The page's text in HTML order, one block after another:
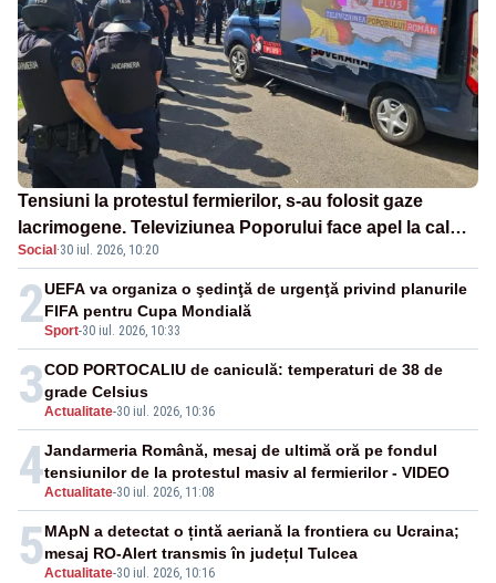
Tensiuni la protestul fermierilor, s-au folosit gaze
lacrimogene. Televiziunea Poporului face apel la calm
– LIVE TEXT
Social ·30 iul. 2026, 10:20
2Sport-30 iul. 2026, 10:33
UEFA va organiza o şedinţă de urgenţă privind planurile
FIFA pentru Cupa Mondială
3Actualitate-30 iul. 2026, 10:36
COD PORTOCALIU de caniculă: temperaturi de 38 de
grade Celsius
4Actualitate-30 iul. 2026, 11:08
Jandarmeria Română, mesaj de ultimă oră pe fondul
tensiunilor de la protestul masiv al fermierilor - VIDEO
5Actualitate-30 iul. 2026, 10:16
MApN a detectat o țintă aeriană la frontiera cu Ucraina;
mesaj RO-Alert transmis în județul Tulcea